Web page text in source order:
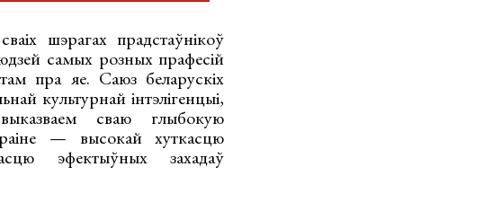
шэрагах прадстаўнікоў
самых розных прафесій
пра яе. Саюз беларускіх
культурнай інтэлігенцыі,
сваю глыбокую
— высокай хуткасцю
эфектыўных захадаў